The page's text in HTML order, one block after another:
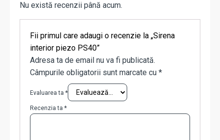
Nu există recenzii până acum.
Fii primul care adaugi o recenzie la „Sirena
interior piezo PS40”
Adresa ta de email nu va fi publicată.
Câmpurile obligatorii sunt marcate cu *
Evaluarea ta *
Recenzia ta *